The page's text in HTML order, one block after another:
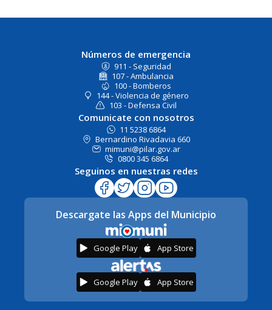
Números de emergencia
911 - Seguridad
107 - Ambulancia
100 - Bomberos
144 - Violencia de género
103 - Defensa Civil
Comunicate con nosotros
11 5238 6864
Bernardino Rivadavia 660
mimuni@pilar.gov.ar
0800 345 6864
Seguinos en nuestras redes
Descargate las Apps del Municipio
Google Play App Store
Google Play App Store